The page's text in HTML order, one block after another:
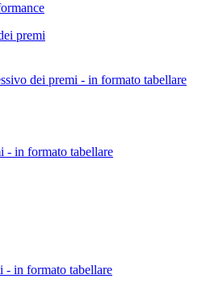
premi
dei premi - in formato tabellare
- in formato tabellare
in formato tabellare